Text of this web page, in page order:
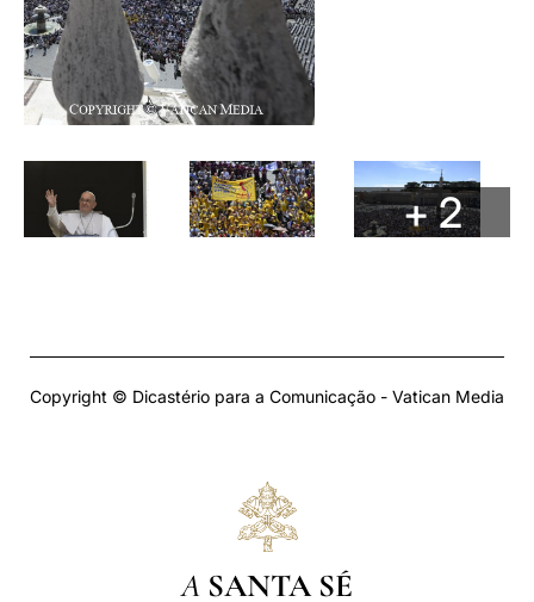
+ 2
Copyright © Dicastério para a Comunicação - Vatican Media
A SANTA SÉ